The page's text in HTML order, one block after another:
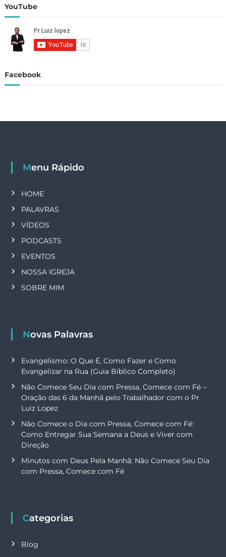
o
p
o
r
o
s
YouTube
Facebook
Menu Rápido
HOME
PALAVRAS
VÍDEOS
PODCASTS
EVENTOS
NOSSA IGREJA
SOBRE MIM
Novas Palavras
Evangelismo: O Que É, Como Fazer e Como
Evangelizar na Rua (Guia Bíblico Completo)
Não Comece Seu Dia com Pressa, Comece com Fé –
Oração das 6 da Manhã pelo Trabalhador com o Pr.
Luiz Lopez
Não Comece o Dia com Pressa, Comece com Fé:
Como Entregar Sua Semana a Deus e Viver com
Direção
Minutos com Deus Pela Manhã: Não Comece Seu Dia
com Pressa, Comece com Fé
Categorias
Blog